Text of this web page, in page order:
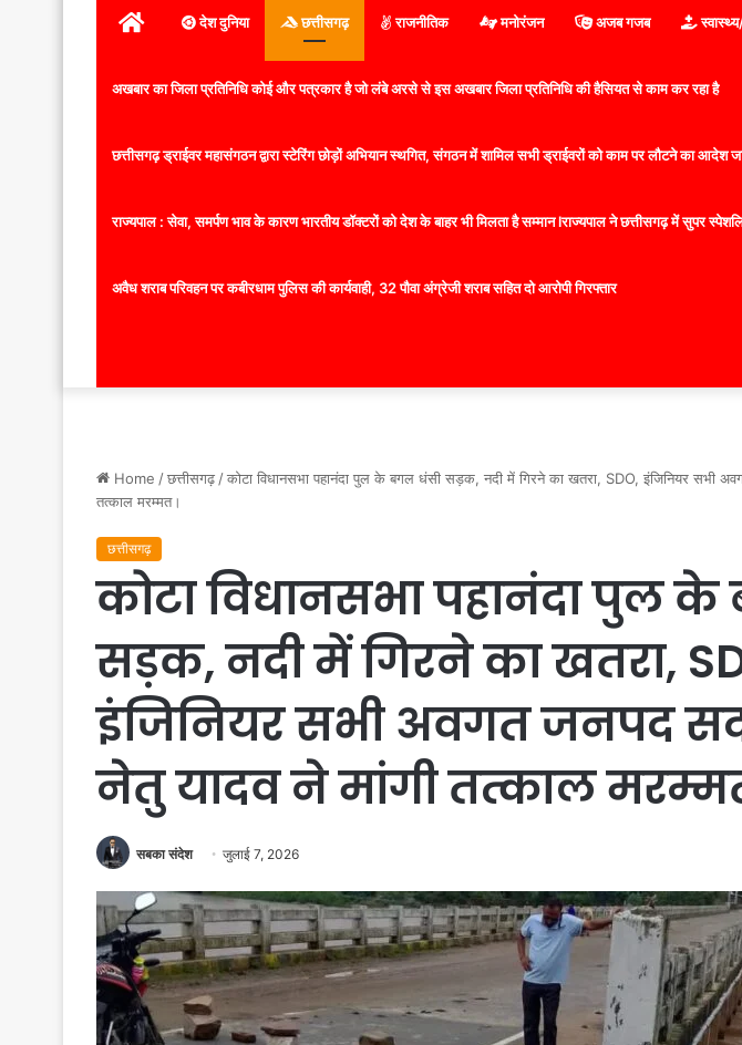
होम देश दुनिया छत्तीसगढ़ राजनीतिक मनोरंजन अजब गजब
अखबार का जिला प्रतिनिधि कोई और पत्रकार है जो लंबे अरसे से इस अखबार जिला प्रतिनिधि की हैसियत से काम कर रहा है
छत्तीसगढ़ ड्राईवर महासंगठन द्वारा स्टेरिंग छोड़ों अभियान स्थगित, संगठन में शामिल सभी ड्राईवरों को काम पर लौटने का आदेश
राज्यपाल : सेवा, समर्पण भाव के कारण भारतीय डॉक्टरों को देश के बाहर भी मिलता है सम्मान lराज्यपाल ने छत्तीसगढ़ में सुपर
अवैध शराब परिवहन पर कबीरधाम पुलिस की कार्यवाही, 32 पौवा अंग्रेजी शराब सहित दो आरोपी गिरफ्तार
Home /छत्तीसगढ़ /कोटा विधानसभा पहानंदा पुल के बगल धंसी सड़क, नदी में गिरने का खतरा, SDO, इंजिनियर सभी
तत्काल मरम्मत।
छत्तीसगढ़
कोटा विधानसभा पहानंदा पुल
सड़क, नदी में गिरने का खतरा,
इंजिनियर सभी अवगत जनपद
नेतु यादव ने मांगी तत्काल
सबका संदेश जुलाई 7, 2026